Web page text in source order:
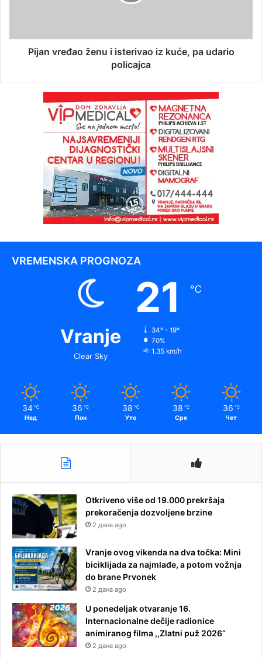
Pijan vređao ženu i isterivao iz kuće, pa udario
policajca
VREMENSKA PROGNOZA
Vranje
Clear Sky
21 ℃
34º - 19º
70%
1.35 km/h
34 ℃
Нед
36 ℃
Пон
38 ℃
Уто
38 ℃
Сре
36 ℃
Чет
Otkriveno više od 19.000 prekršaja
prekoračenja dozvoljene brzine
2 дана ago
Vranje ovog vikenda na dva točka: Mini
biciklijada za najmlađe, a potom vožnja
do brane Prvonek
2 дана ago
U ponedeljak otvaranje 16.
Internacionalne dečije radionice
animiranog filma ,,Zlatni puž 2026“
2 дана ago